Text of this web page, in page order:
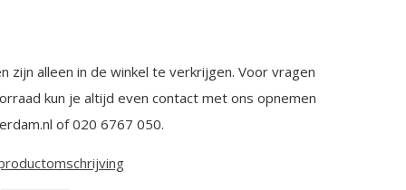
zijn alleen in de winkel te verkrijgen. Voor vragen
kun je altijd even contact met ons opnemen
of 020 6767 050.